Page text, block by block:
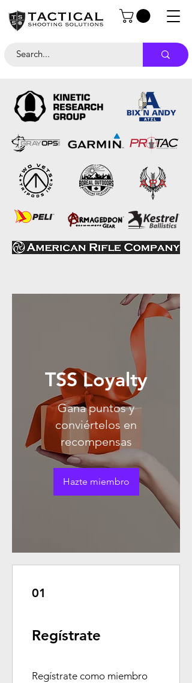
TSS Loyalty
Gana puntos y
conviértelos en
recompensas
Hazte miembro
01
Regístrate
Regístrate como miembro